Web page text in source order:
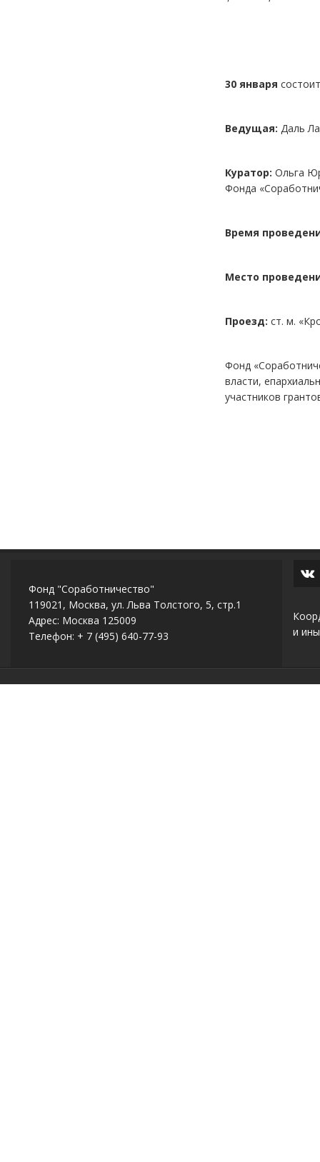
30 января
Ведущая: Даль
Куратор: Ольга
Фонда
Время
Место
Проезд: ст. м.
Фонд
власти,
участников
Фонд "Соработничество"
119021, Москва, ул. Льва Толстого, 5, стр.1
Адрес: Москва 125009
Телефон: + 7 (495) 640-77-93
и